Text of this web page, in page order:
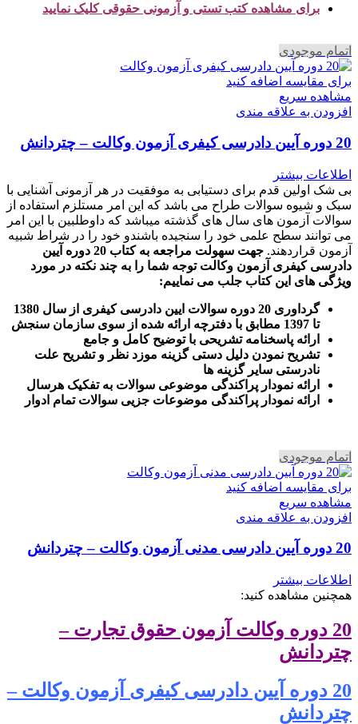
برای مشاهده کتب تستی و آزمونی حقوقی کلیک نمایید
اتمام موجودی
برای مقایسه اضافه کنید
مشاهده سریع
افزودن به علاقه مندی
20 دوره آیین دادرسی کیفری آزمون وکالت – چتردانش
اطلاعات بیشتر
بی شک اولین قدم برای دستیابی به موفقیت در هر آزمونی آشنایی با
سبک و شیوه سوالات طراح می باشد که این امر مستلزم استفاده از
سوالات آزمون های سال های گذشته میباشد که داوطلبین با این امر
می توانند سطح علمی خود را سنجیده باشندو خود را در شراط شبیه
آزمون قراردهند.
جهت سهولت مراجعه به کتاب 20 دوره آیین
دادرسی کیفری آزمون وکالت توجه شما را به چند نکته در مورد
ویژگی های این کتاب جلب می نماییم:
گرداوری 20 دوره سوالات ایین دادرسی کیفری از سال 1380
تا 1397 مطابق با دفترچه ارائه شده از سوی سازمان سنجش
ارائه پاسخنامه تشریحی با توضیح کامل و جامع
تشریح نمودن دلیل دستی گزینه موزد نظر و تشریح علت
نادرستی سایر گزینه ها
ارائه نمودار پراکندگی موضوعی سوالات به تفکیک هرسال
رائه نمودار پراکندگی موضوعات جزیی سوالات تمام ادوار
اتمام موجودی
برای مقایسه اضافه کنید
مشاهده سریع
افزودن به علاقه مندی
20 دوره آیین دادرسی مدنی آزمون وکالت – چتردانش
اطلاعات بیشتر
همچنین مشاهده کنید:
20 دوره وکالت آزمون حقوق تجارت –
چتردانش
20 دوره آیین دادرسی کیفری آزمون وکالت –
چتردانش